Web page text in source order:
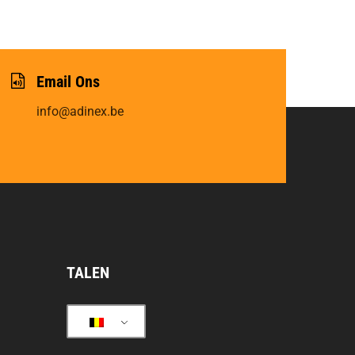
Email Ons
info@adinex.be
TALEN